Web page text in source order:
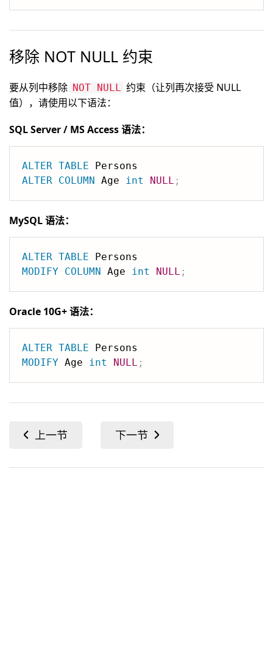
移除 NOT NULL 约束
要从列中移除 NOT NULL 约束（让列再次接受 NULL
值），请使用以下语法：
SQL Server / MS Access 语法：
ALTER TABLE
ALTER COLUMN Age int NULL ;
MySQL 语法：
ALTER TABLE
MODIFY COLUMN Age int NULL ;
Oracle 10G+ 语法：
ALTER TABLE
MODIFY Age int NULL ;